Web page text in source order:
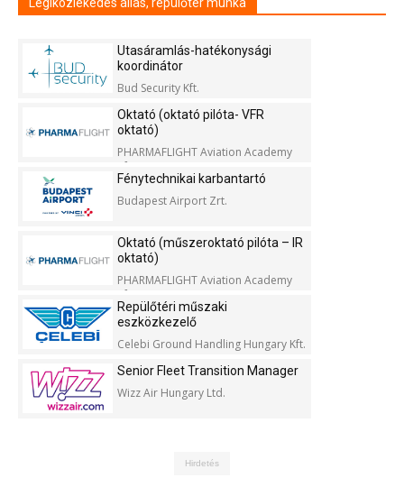
Utasáramlás-hatékonysági
koordinátor
Bud Security Kft.
Oktató (oktató pilóta- VFR
oktató)
PHARMAFLIGHT Aviation Academy
Kft.
Fénytechnikai karbantartó
Budapest Airport Zrt.
Oktató (műszeroktató pilóta – IR
oktató)
PHARMAFLIGHT Aviation Academy
Kft.
Repülőtéri műszaki
eszközkezelő
Celebi Ground Handling Hungary Kft.
Senior Fleet Transition Manager
Wizz Air Hungary Ltd.
Hirdetés